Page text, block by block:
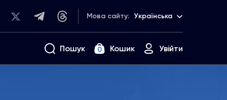
Мова сайту: Українська
Пошук 0 Кошик Увійти